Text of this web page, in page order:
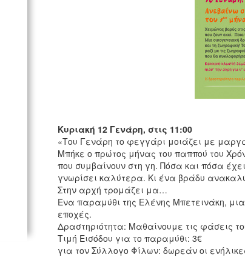
Κυριακή 12 Γενάρη, στις 11:00
«Του Γενάρη το φεγγάρι μοιάζει με
Μπήκε ο πρώτος μήνας του παππού του
που συμβαίνουν στη γη. Πόσα και πόσα
γνωρίσει καλύτερα. Κι ένα βράδυ
Στην αρχή τρομάζει μα…
Ένα παραμύθι της Ελένης Μπετεινάκη,
εποχές.
Δραστηριότητα: Μαθαίνουμε τις φάσεις
Τιμή Εισόδου για το παραμύθι: 3€
για τον Σύλλογο Φίλων: δωρεάν οι